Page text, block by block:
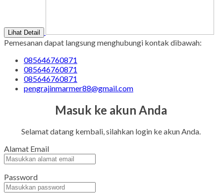
Lihat Detail
Pemesanan dapat langsung menghubungi kontak dibawah:
085646760871
085646760871
085646760871
pengrajinmarmer88@gmail.com
Masuk ke akun Anda
Selamat datang kembali, silahkan login ke akun Anda.
Alamat Email
Password